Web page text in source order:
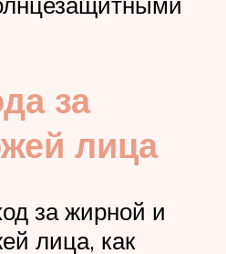
за
лица
за жирной и
лица, как